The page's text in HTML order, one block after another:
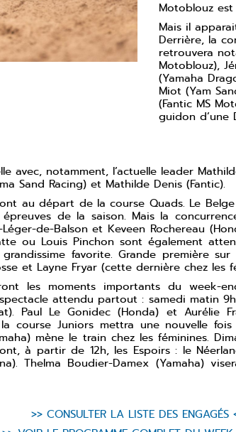
Motoblouz
Mais il
Derrière, la
retrouvera
Motoblouz),
(Yamaha
Miot (Yam
(Fantic MS
guidon d’une
avec, notamment, l’actuelle leader
Sand Racing) et Mathilde Denis (Fantic).
au départ de la course Quads. Le
de la saison. Mais la
de-Balson et Keveen Rochereau
ou Louis Pinchon sont également
favorite. Grande première
et Layne Fryar (cette dernière chez les
les moments importants du week-
attendu partout : samedi matin
Paul Le Gonidec (Honda) et Aurélie
course Juniors mettra une nouvelle
mène le train chez les féminines.
à partir de 12h, les Espoirs : le
Thelma Boudier-Damex (Yamaha)
>> CONSULTER LA LISTE DES ENGAGÉS